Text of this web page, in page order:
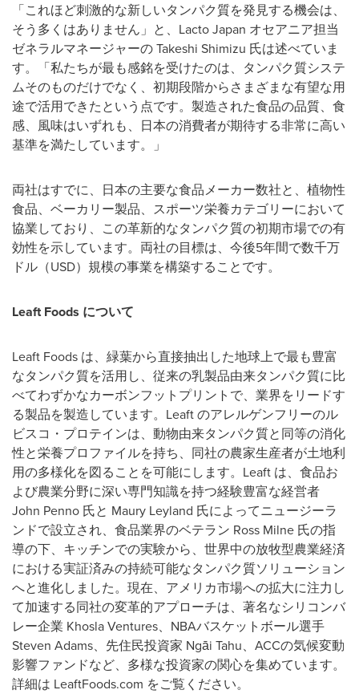
「これほど刺激的な新しいタンパク質を発見する機会は、
そう多くはありません」と、 Lacto Japan オセアニア担当
ゼネラルマネージャーのTakeshi Shimizu 氏は述べていま
す。「私たちが最も感銘を受けたのは、タンパク質システ
ムそのものだけでなく、初期段階からさまざまな有望な用
途で活用できたという点です。製造された食品の品質、食
感、風味はいずれも、日本の消費者が期待する非常に高い
基準を満たしています。」
両社はすでに、日本の主要な食品メーカー数社と、植物性
食品、ベーカリー製品、スポーツ栄養カテゴリーにおいて
協業しており、この革新的なタンパク質の初期市場での有
効性を示しています。両社の目標は、今後5年間で数千万
ドル（USD）規模の事業を構築することです。
Leaft Foods について
Leaft Foods は、緑葉から直接抽出した地球上で最も豊富
なタンパク質を活用し、従来の乳製品由来タンパク質に比
べてわずかなカーボンフットプリントで、業界をリードす
る製品を製造しています。 Leaftのアレルゲンフリーのル
ビスコ・プロテインは、動物由来タンパク質と同等の消化
性と栄養プロファイルを持ち、同社の農家生産者が土地利
用の多様化を図ることを可能にします。 Leaft は、食品お
よび農業分野に深い専門知識を持つ経験豊富な経営者
John Penno 氏と Maury Leyland 氏によってニュージーラ
ンドで設立され、食品業界のベテラン Ross Milne 氏の指
導の下、キッチンでの実験から、世界中の放牧型農業経済
における実証済みの持続可能なタンパク質ソリューション
へと進化しました。現在、アメリカ市場への拡大に注力し
て加速する同社の変革的アプローチは、著名なシリコンバ
レー企業 Khosla Ventures、 NBAバスケットボール選手
Steven Adams、先住民投資家 Ngāi Tahu、 ACCの気候変動
影響ファンドなど、多様な投資家の関心を集めています。
詳細は LeaftFoods.com をご覧ください。